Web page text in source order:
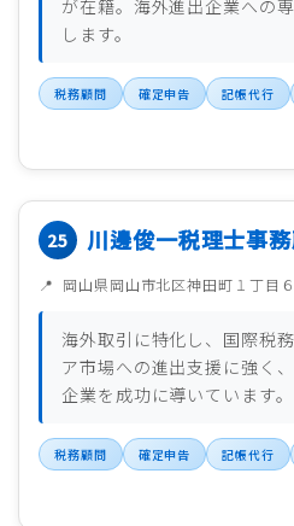
が在籍。海外進出企業への
します。
税務顧問 確定申告 記帳代行
川邊俊一税理士事
岡山県岡山市北区神田町１丁目
海外取引に特化し、国際税
ア市場への進出支援に強く
企業を成功に導いています。
税務顧問 確定申告 記帳代行